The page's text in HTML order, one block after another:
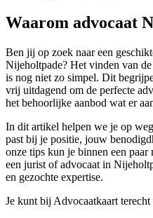
Waarom advocaat
Ben jij op zoek naar een
Nijeholtpade? Het vinden van
is nog niet zo simpel. Dit
vrij uitdagend om de perfecte
het behoorlijke aanbod wat er
In dit artikel helpen we je op
past bij je positie, jouw
onze tips kun je binnen een
een jurist of advocaat in
en gezochte expertise.
Je kunt bij Advocaatkaart terecht